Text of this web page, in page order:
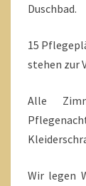
Duschbad.
15
stehen zur
Alle
Wir legen